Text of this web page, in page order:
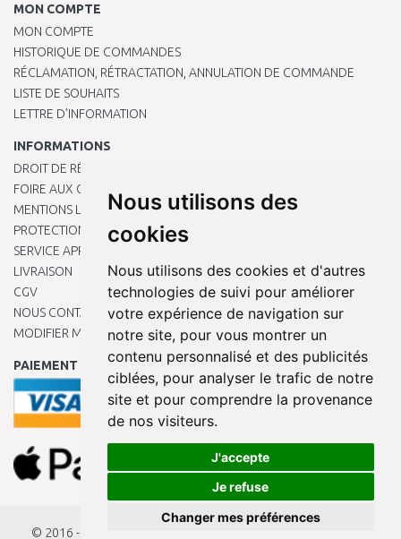
Nous utilisons des
cookies
Nous utilisons des cookies et d'autres
technologies de suivi pour améliorer
votre expérience de navigation sur
notre site, pour vous montrer un
contenu personnalisé et des publicités
ciblées, pour analyser le trafic de notre
site et pour comprendre la provenance
de nos visiteurs.
J'accepte
Je refuse
Changer mes préférences
MON COMPTE
MON COMPTE
HISTORIQUE DE COMMANDES
RÉCLAMATION, RÉTRACTATION, ANNULATION DE COMMANDE
LISTE DE SOUHAITS
LETTRE D’INFORMATION
INFORMATIONS
DROIT DE RÉTRACTATION
FOIRE AUX QUESTIONS
MENTIONS LÉGALES
PROTECTION DES DONNÉES PERSONNELLES
SERVICE APRÈS-VENTE
LIVRAISON
CGV
NOUS CONTACTER
MODIFIER MES PRÉFÉRENCES DE COOKIES
PAIEMENT EN LIGNE
© 2016 - 2026